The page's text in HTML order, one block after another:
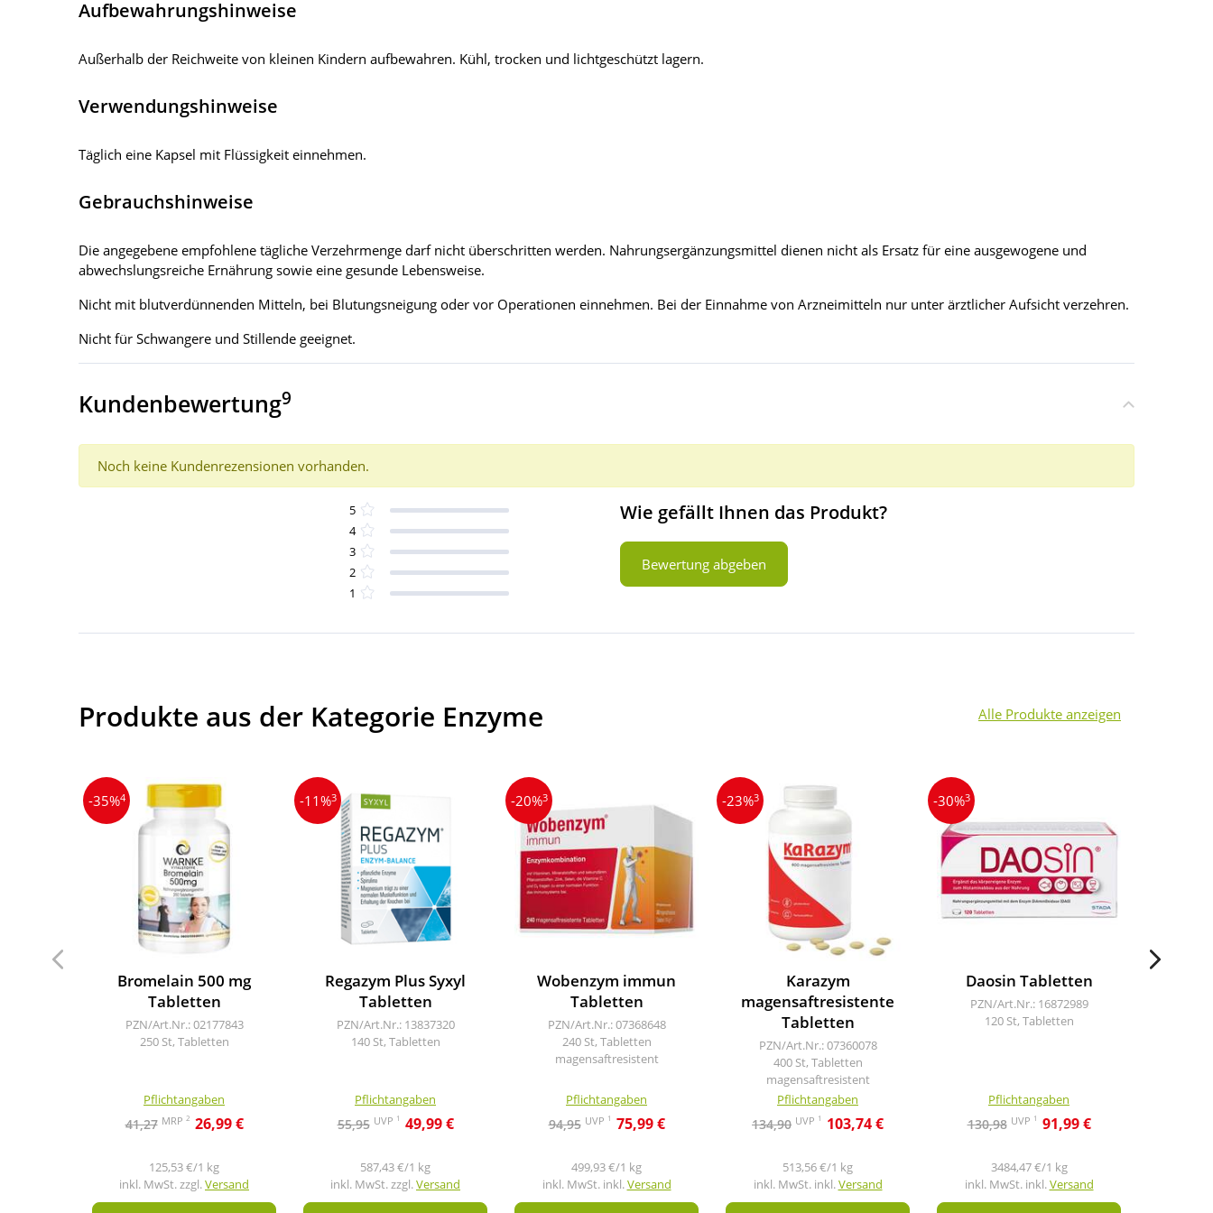
Aufbewahrungshinweise
Außerhalb der Reichweite von kleinen Kindern aufbewahren. Kühl, trocken und lichtgeschützt lagern.
Verwendungshinweise
Täglich eine Kapsel mit Flüssigkeit einnehmen.
Gebrauchshinweise
Die angegebene empfohlene tägliche Verzehrmenge darf nicht überschritten werden. Nahrungsergänzungsmittel dienen nicht als Ersatz für eine ausgewogene und
abwechslungsreiche Ernährung sowie eine gesunde Lebensweise.
Nicht mit blutverdünnenden Mitteln, bei Blutungsneigung oder vor Operationen einnehmen. Bei der Einnahme von Arzneimitteln nur unter ärztlicher Aufsicht verzehren.
Nicht für Schwangere und Stillende geeignet.
Kundenbewertung9
Noch keine Kundenrezensionen vorhanden.
5
4
3
2
1
Wie gefällt Ihnen das Produkt?
Bewertung abgeben
Produkte aus der Kategorie Enzyme Alle Produkte anzeigen
-35%4
Bromelain 500 mg
Tabletten
PZN/Art.Nr.: 02177843
250 St, Tabletten
Pflichtangaben
41,27 MRP 2 26,99 €
125,53 €/1 kg
inkl. MwSt. zzgl.Versand
-11%3
Regazym Plus Syxyl
Tabletten
PZN/Art.Nr.: 13837320
140 St, Tabletten
Pflichtangaben
55,95 UVP 1 49,99 €
587,43 €/1 kg
inkl. MwSt. zzgl.Versand
-20%3
Wobenzym immun
Tabletten
PZN/Art.Nr.: 07368648
240 St, Tabletten
magensaftresistent
Pflichtangaben
94,95 UVP 1 75,99 €
499,93 €/1 kg
inkl. MwSt. inkl.Versand
-23%3
Karazym
magensaftresistente
Tabletten
PZN/Art.Nr.: 07360078
400 St, Tabletten
magensaftresistent
Pflichtangaben
134,90 UVP 1 103,74 €
513,56 €/1 kg
inkl. MwSt. inkl.Versand
-30%3
Daosin Tabletten
PZN/Art.Nr.: 16872989
120 St, Tabletten
Pflichtangaben
130,98 UVP 1 91,99 €
3484,47 €/1 kg
inkl. MwSt. inkl.Versand